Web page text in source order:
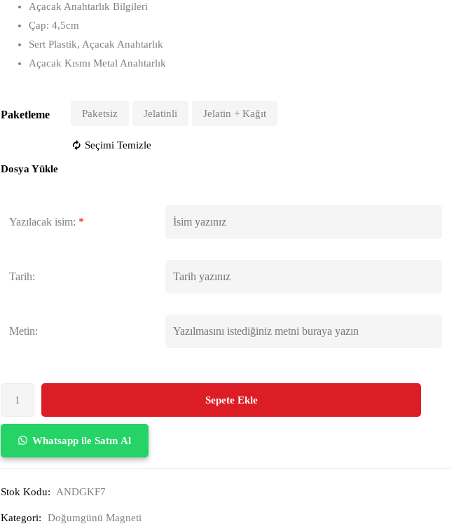
Açacak Anahtarlık Bilgileri
Çap: 4,5cm
Sert Plastik, Açacak Anahtarlık
Açacak Kısmı Metal Anahtarlık
Paketleme Paketsiz Jelatinli Jelatin + Kağıt
Seçimi Temizle
Dosya Yükle
Yazılacak isim: *
Tarih:
Metin:
Sepete Ekle
Whatsapp ile Satın Al
Stok Kodu: ANDGKF7
Kategori: Doğumgünü Magneti